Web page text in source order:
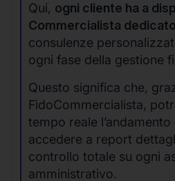
Qui, ogni cliente ha a
Commercialista dedicato
consulenze
ogni fase della gestione
Questo significa che,
FidoCommercialista,
tempo reale
accedere a report
controllo totale su ogni
amministrativo.